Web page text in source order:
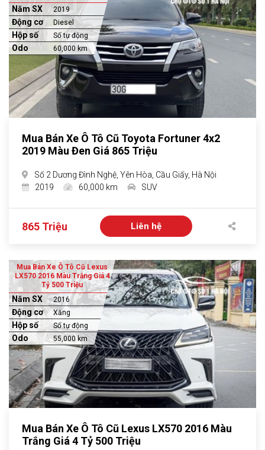
Năm SX 2019
Động cơ Diesel
Hộp số Số tự động
Odo 60,000 km
Mua Bán Xe Ô Tô Cũ Toyota Fortuner 4x2
2019 Màu Đen Giá 865 Triệu
Số 2 Dương Đình Nghệ, Yên Hòa, Cầu Giấy, Hà Nội
2019
60,000 km SUV
865 Triệu Liên hệ
Mua Bán Xe Ô Tô Cũ Lexus
LX570 2016 Màu Trắng Giá 4
Tỷ 500 Triệu
Năm SX 2016
Động cơ Xăng
Hộp số Số tự động
Odo 55,000 km
Mua Bán Xe Ô Tô Cũ Lexus LX570 2016 Màu
Trắng Giá 4 Tỷ 500 Triệu